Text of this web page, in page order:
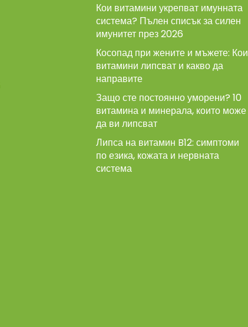
Кои витамини укрепват имунната
система? Пълен списък за силен
имунитет през 2026
Косопад при жените и мъжете: Кои
витамини липсват и какво да
направите
Защо сте постоянно уморени? 10
витамина и минерала, които може
да ви липсват
Липса на витамин B12: симптоми
по езика, кожата и нервната
система